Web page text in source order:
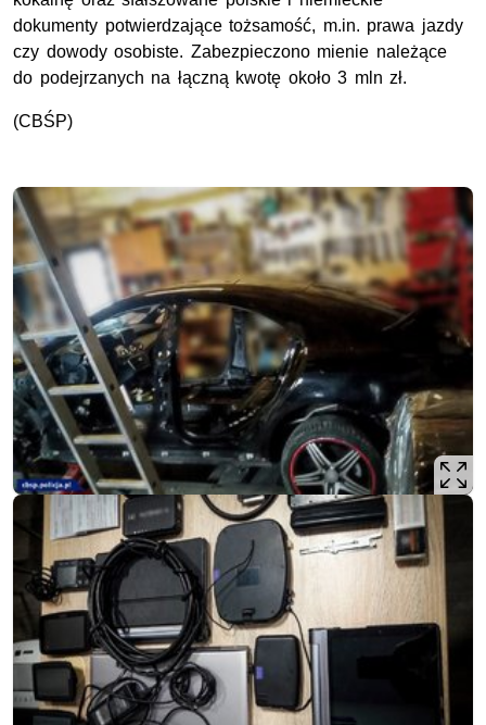
dokumenty potwierdzające tożsamość, m.in. prawa jazdy
czy dowody osobiste. Zabezpieczono mienie należące
do podejrzanych na łączną kwotę około 3 mln zł.
(CBŚP)